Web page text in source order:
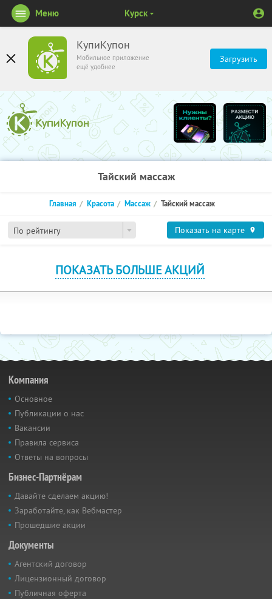
КупиКупон
Мобильное приложение
ещё удобнее
Загрузить
Меню Курск
Тайский массаж
По рейтингу
Главная Красота Массаж Тайский массаж
Показать на карте
ПОКАЗАТЬ БОЛЬШЕ АКЦИЙ
Компания
Основное
Публикации о нас
Вакансии
Правила сервиса
Ответы на вопросы
Бизнес-Партнёрам
Давайте сделаем акцию!
Заработайте, как Вебмастер
Прошедшие акции
Документы
Агентский договор
Лицензионный договор
Публичная оферта